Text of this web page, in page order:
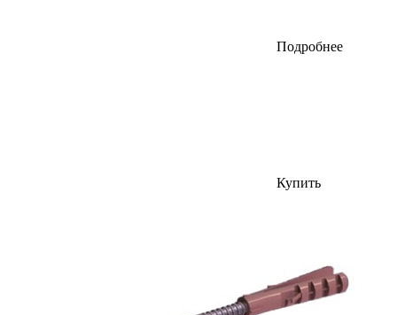
Подробнее
Купить